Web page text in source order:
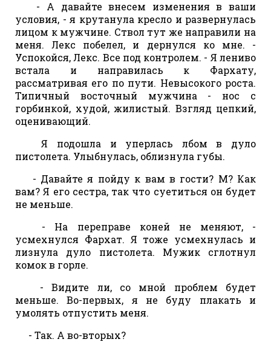
- А давайте внесем изменения в ваши
условия, - я крутанула кресло и развернулась
лицом к мужчине. Ствол тут же направили на
меня. Лекс побелел, и дернулся ко мне. -
Успокойся, Лекс. Все под контролем. - Я лениво
встала и направилась к Фархату,
рассматривая его по пути. Невысокого роста.
Типичный восточный мужчина - нос с
горбинкой, худой, жилистый. Взгляд цепкий,
оценивающий.
Я подошла и уперлась лбом в дуло
пистолета. Улыбнулась, облизнула губы.
- Давайте я пойду к вам в гости? М? Как
вам? Я его сестра, так что суетиться он будет
не меньше.
- На переправе коней не меняют, -
усмехнулся Фархат. Я тоже усмехнулась и
лизнула дуло пистолета. Мужик сглотнул
комок в горле.
- Видите ли, со мной проблем будет
меньше. Во-первых, я не буду плакать и
умолять отпустить меня.
- Так. А во-вторых?